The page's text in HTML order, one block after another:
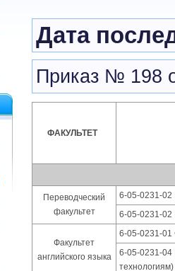
Дата
Приказ № 198
ФАКУЛЬТЕТ
Переводческий
факультет
6-05-0231-02
6-05-0231-02
Факультет
английского языка
6-05-0231-01
6-05-0231-04
технологиям)